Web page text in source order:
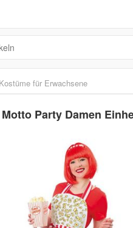
Kostüme für Erwachsene
Party Damen